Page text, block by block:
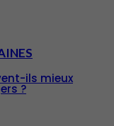
ils mieux
?